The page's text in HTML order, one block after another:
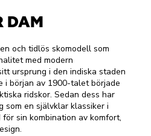
DAM
och tidlös skomodell som
med modern
ursprung i den indiska staden
i början av 1900-talet började
ridskor. Sedan dess har
som en självklar klassiker i
sin kombination av komfort,